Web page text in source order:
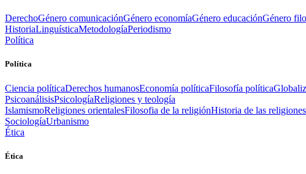
DerechoGénero comunicaciónGénero economíaGénero educaciónGénero
HistoriaLinguísticaMetodologíaPeriodismo
Política
Política
Ciencia políticaDerechos humanosEconomía políticaFilosofía política
PsicoanálisisPsicologíaReligiones y teología
IslamismoReligiones orientalesFilosofia de la religiónHistoria de las religiones
SociologíaUrbanismo
Ética
Ética